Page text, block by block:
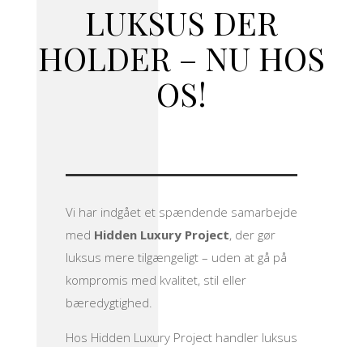
LUKSUS DER
HOLDER – NU HOS
OS!
Vi har indgået et spændende samarbejde
med Hidden Luxury Project, der gør
luksus mere tilgængeligt – uden at gå på
kompromis med kvalitet, stil eller
bæredygtighed.
Hos Hidden Luxury Project handler luksus